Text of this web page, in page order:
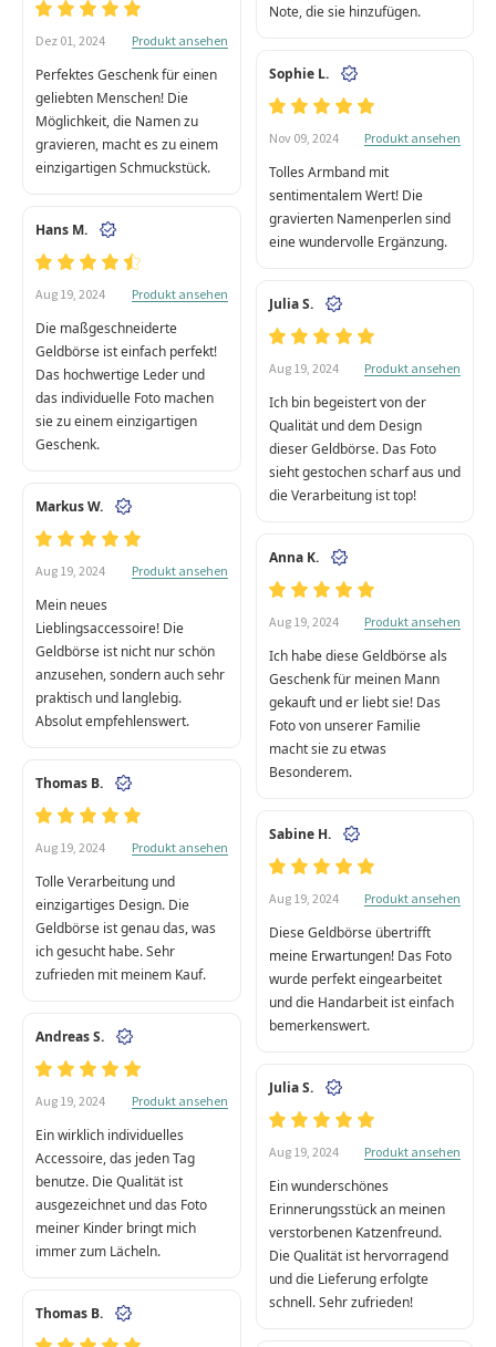
Note, die sie hinzufügen.
Dez 01, 2024 Produkt ansehen
Perfektes Geschenk für einen
geliebten Menschen! Die
Möglichkeit, die Namen zu
gravieren, macht es zu einem
einzigartigen Schmuckstück.
Sophie L.
Nov 09, 2024 Produkt ansehen
Tolles Armband mit
sentimentalem Wert! Die
gravierten Namenperlen sind
eine wundervolle Ergänzung.
Hans M.
Aug 19, 2024 Produkt ansehen
Die maßgeschneiderte
Geldbörse ist einfach perfekt!
Das hochwertige Leder und
das individuelle Foto machen
sie zu einem einzigartigen
Geschenk.
Julia S.
Aug 19, 2024 Produkt ansehen
Ich bin begeistert von der
Qualität und dem Design
dieser Geldbörse. Das Foto
sieht gestochen scharf aus und
die Verarbeitung ist top!
Markus W.
Aug 19, 2024 Produkt ansehen
Mein neues
Lieblingsaccessoire! Die
Geldbörse ist nicht nur schön
anzusehen, sondern auch sehr
praktisch und langlebig.
Absolut empfehlenswert.
Anna K.
Aug 19, 2024 Produkt ansehen
Ich habe diese Geldbörse als
Geschenk für meinen Mann
gekauft und er liebt sie! Das
Foto von unserer Familie
macht sie zu etwas
Besonderem.
Thomas B.
Aug 19, 2024 Produkt ansehen
Tolle Verarbeitung und
einzigartiges Design. Die
Geldbörse ist genau das, was
ich gesucht habe. Sehr
zufrieden mit meinem Kauf.
Sabine H.
Aug 19, 2024 Produkt ansehen
Diese Geldbörse übertrifft
meine Erwartungen! Das Foto
wurde perfekt eingearbeitet
und die Handarbeit ist einfach
bemerkenswert.
Andreas S.
Aug 19, 2024 Produkt ansehen
Ein wirklich individuelles
Accessoire, das jeden Tag
benutze. Die Qualität ist
ausgezeichnet und das Foto
meiner Kinder bringt mich
immer zum Lächeln.
Julia S.
Aug 19, 2024 Produkt ansehen
Ein wunderschönes
Erinnerungsstück an meinen
verstorbenen Katzenfreund.
Die Qualität ist hervorragend
und die Lieferung erfolgte
schnell. Sehr zufrieden!
Thomas B.